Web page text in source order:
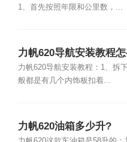
1、首先按照年限和公里数，...
力帆620导航安装教程
力帆620导航安装教程：1、拆
般都是有几个内饰板扣着...
力帆620油箱多少升?